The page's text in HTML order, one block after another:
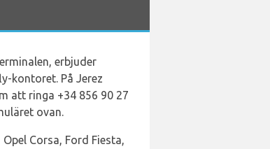
erbjuder
kontoret. På Jerez
att ringa +34 856 90 27
ovan.
Corsa, Ford Fiesta,